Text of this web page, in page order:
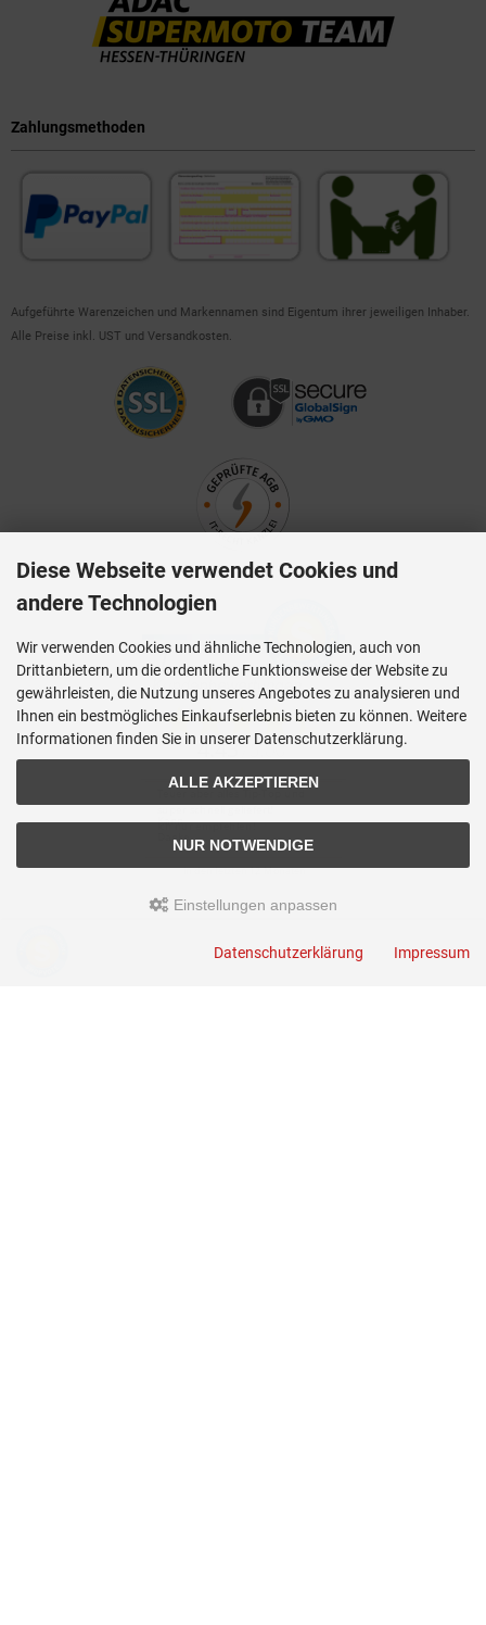
Zahlungsmethoden
Aufgeführte Warenzeichen und Markennamen sind Eigentum ihrer jeweiligen Inhaber.
Alle Preise inkl. UST und Versandkosten.
Diese Webseite verwendet Cookies und
andere Technologien
Wir verwenden Cookies und ähnliche Technologien, auch von
Drittanbietern, um die ordentliche Funktionsweise der Website zu
gewährleisten, die Nutzung unseres Angebotes zu analysieren und
Ihnen ein bestmögliches Einkaufserlebnis bieten zu können. Weitere
Informationen finden Sie in unserer Datenschutzerklärung.
ALLE AKZEPTIEREN
NUR NOTWENDIGE
Einstellungen anpassen
Datenschutzerklärung Impressum